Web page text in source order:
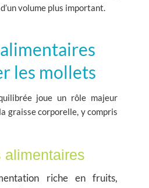
volume plus important.
les mollets
joue un rôle majeur
graisse corporelle, y compris
alimentaires
riche en fruits,